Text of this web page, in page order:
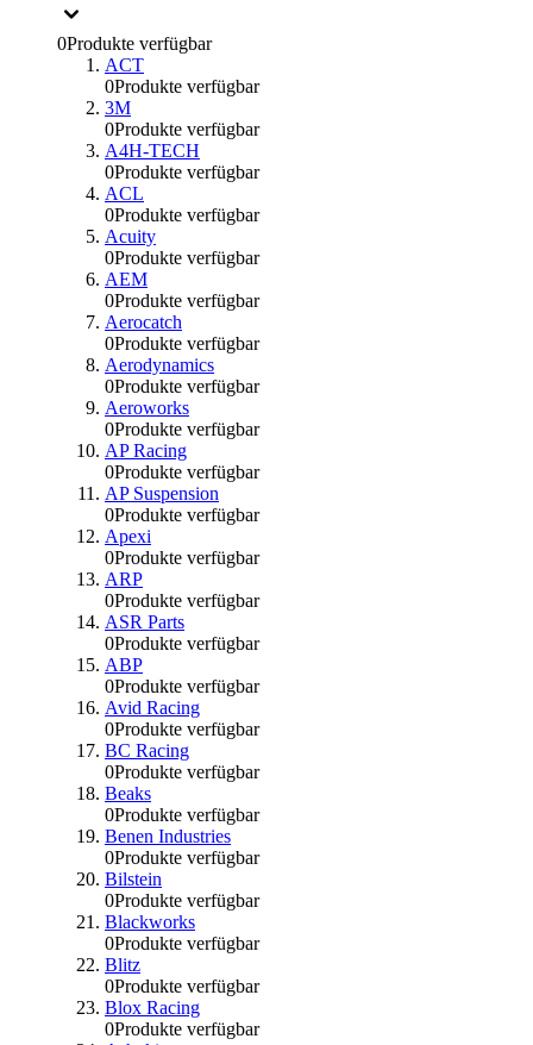
0Produkte verfügbar
ACT
0Produkte verfügbar
3M
0Produkte verfügbar
A4H-TECH
0Produkte verfügbar
ACL
0Produkte verfügbar
Acuity
0Produkte verfügbar
AEM
0Produkte verfügbar
Aerocatch
0Produkte verfügbar
Aerodynamics
0Produkte verfügbar
Aeroworks
0Produkte verfügbar
AP Racing
0Produkte verfügbar
AP Suspension
0Produkte verfügbar
Apexi
0Produkte verfügbar
ARP
0Produkte verfügbar
ASR Parts
0Produkte verfügbar
ABP
0Produkte verfügbar
Avid Racing
0Produkte verfügbar
BC Racing
0Produkte verfügbar
Beaks
0Produkte verfügbar
Benen Industries
0Produkte verfügbar
Bilstein
0Produkte verfügbar
Blackworks
0Produkte verfügbar
Blitz
0Produkte verfügbar
Blox Racing
0Produkte verfügbar